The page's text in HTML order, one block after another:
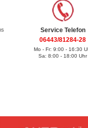
Service Telefon
06443/81284-28
Mo - Fr: 9:00 - 16:30
Sa: 8:00 - 18:00 Uhr